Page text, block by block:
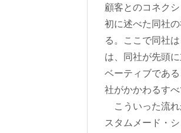
顧客とのコネク
初に述べた同社
る。ここで同社
は、同社が先頭
ベーティブであ
社がかかわるす
こういった流れ
スタムメード・